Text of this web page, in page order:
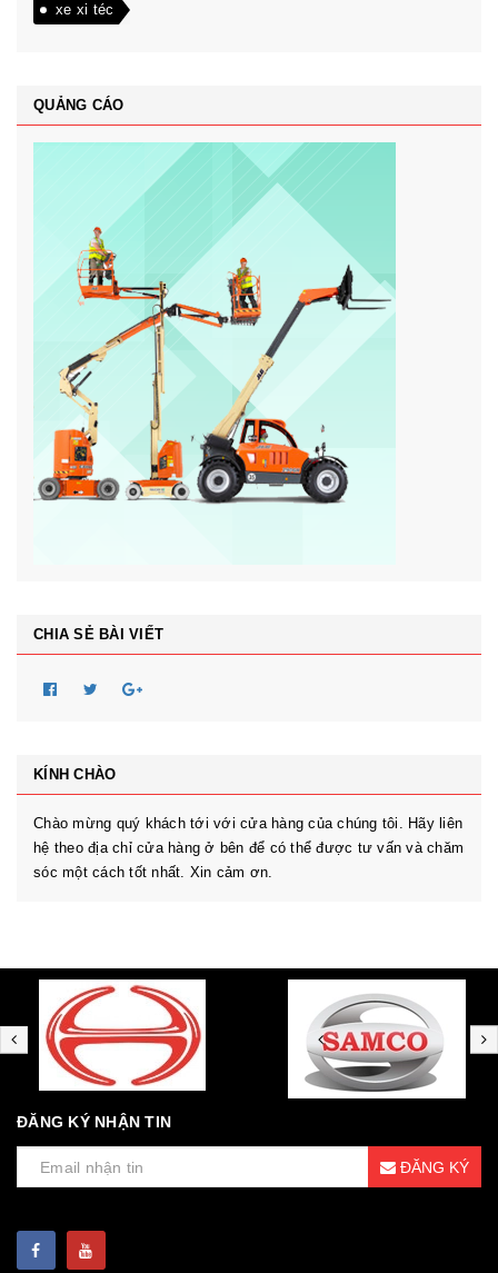
xe xi téc
QUẢNG CÁO
CHIA SẺ BÀI VIẾT
KÍNH CHÀO
Chào mừng quý khách tới với cửa hàng của chúng tôi. Hãy liên
hệ theo địa chỉ cửa hàng ở bên để có thể được tư vấn và chăm
sóc một cách tốt nhất. Xin cảm ơn.
ĐĂNG KÝ NHẬN TIN
ĐĂNG KÝ